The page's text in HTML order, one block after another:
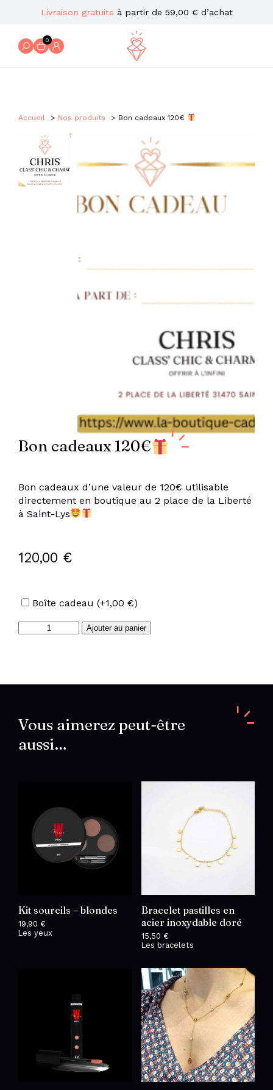
Livraison gratuite à partir de 59,00 € d’achat
0
Accueil Nos produits Bon cadeaux 120€
Bon cadeaux 120€
Bon cadeaux d’une valeur de 120€ utilisable
directement en boutique au 2 place de la Liberté
à Saint-Lys
120,00 €
Options
Boîte cadeau (+1,00 €)
quantité
Ajouter au panier
Vous aimerez peut-être
aussi…
Kit sourcils – blondes
19,90 €
Les yeux
Bracelet pastilles en
acier inoxydable doré
15,50 €
Les bracelets